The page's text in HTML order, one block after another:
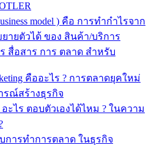
model ) คือ การทำกำไรจาก
ายตัวได้ ของ สินค้า/บริการ
สื่อสาร การ ตลาด สำหรับ
คืออะไร ? การตลาดยุคใหม่
รณ์สร้างธุรกิจ
ะไร ตอบตัวเองได้ไหม ? ในความ
การทำการตลาด ในธุรกิจ